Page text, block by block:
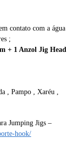
contato com a água
;
+ 1 Anzol Jig Head
, Pampo , Xaréu ,
Jumping Jigs –
hook/